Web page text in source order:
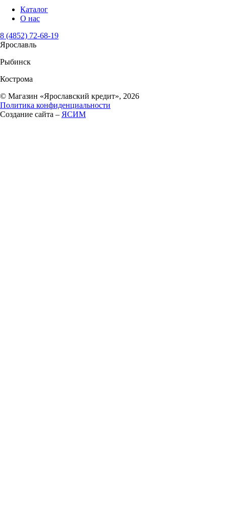
Каталог
О нас
8 (4852) 72-68-19
Ярославль
Рыбинск
Кострома
© Магазин «Ярославский кредит», 2026
Политика конфиденциальности
Создание сайта – ЯСИМ